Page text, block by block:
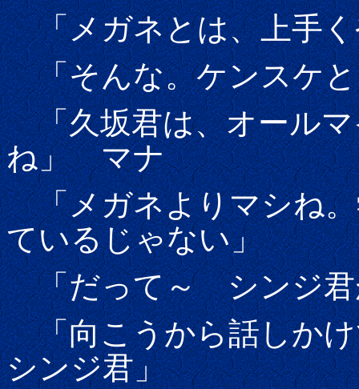
「メガネとは、上手く
「そんな。ケンスケと
「久坂君は、オールマ
ね」 マナ
「メガネよりマシね
ているじゃない」
「だって～ シンジ君
「向こうから話しかけ
シンジ君」